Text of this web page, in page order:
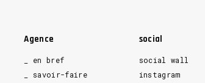
Agence
_ en bref
_ savoir-faire
social
social wall
instagram